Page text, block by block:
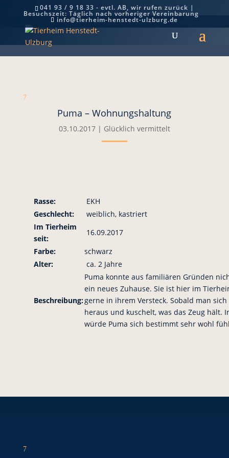
041 93 / 9 18 33 - evtl. AB, wir rufen zurück |
Besuchszeit: Täglich nach vorheriger Vereinbarung
info@tierheim-henstedt-ulzburg.de
Puma – Wohnungshaltung
7
Puma – Wohnungshaltung
03.10.2017| Glücklich vermittelt
Rasse:
EKH
Geschlecht:
weiblich, kastriert
Im Tierheim
seit:
16.09.2017
Farbe:
schwarz
Alter:
ca. 2 Jahre
Beschreibung:
Puma konnte aus familiären Gründen
ein neues Zuhause. Sie ist hier im
gerne in ihrem Versteck. Sobald man
heraus und kuschelt, was das Zeug hält.
würde Puma sich bestimmt sehr wohl
7